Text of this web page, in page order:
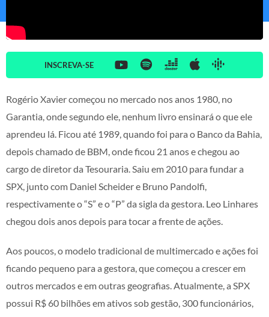
INSCREVA-SE
Rogério Xavier começou no mercado nos anos 1980, no
Garantia, onde segundo ele, nenhum livro ensinará o que ele
aprendeu lá. Ficou até 1989, quando foi para o Banco da Bahia,
depois chamado de BBM, onde ficou 21 anos e chegou ao
cargo de diretor da Tesouraria. Saiu em 2010 para fundar a
SPX, junto com Daniel Scheider e Bruno Pandolfi,
respectivamente o “S” e o “P” da sigla da gestora. Leo Linhares
chegou dois anos depois para tocar a frente de ações.
Aos poucos, o modelo tradicional de multimercado e ações foi
ficando pequeno para a gestora, que começou a crescer em
outros mercados e em outras geografias. Atualmente, a SPX
possui R$ 60 bilhões em ativos sob gestão, 300 funcionários,